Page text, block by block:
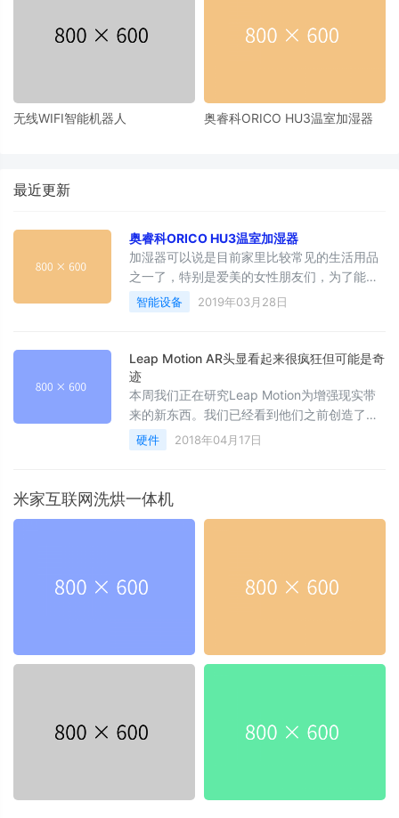
无线WIFI智能机器人 奥睿科ORICO HU3温室加湿器
最近更新
奥睿科ORICO HU3温室加湿器
加湿器可以说是目前家里比较常见的生活用品
之一了，特别是爱美的女性朋友们，为了能保
持容颜润泽，经常会在身旁备用一台。其实对
于更多的用户来说，加湿器的主要作用还是放
智能设备 2019年03月28日
Leap Motion AR头显看起来很疯狂但可能是奇
迹
本周我们正在研究Leap Motion为增强现实带
来的新东西。我们已经看到他们之前创造了一
些令人难以置信的技术，尤其是当涉及到运动
跟踪和控制时。现在看起来他们认为他们是以
硬件 2018年04月17日
米家互联网洗烘一体机